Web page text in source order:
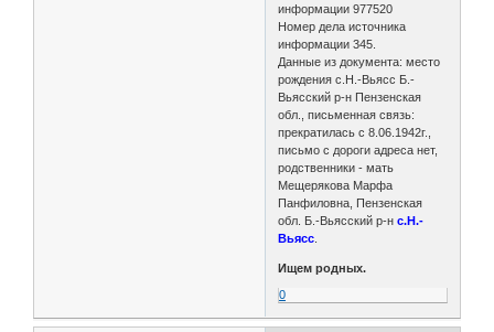
информации 977520
Номер дела источника
информации 345.
Данные из документа: место
рождения с.Н.-Вьясс Б.-
Вьясский р-н Пензенская
обл., письменная связь:
прекратилась с 8.06.1942г.,
письмо с дороги адреса нет,
родственники - мать
Мещерякова Марфа
Панфиловна, Пензенская
обл. Б.-Вьясский р-нс.Н.-
Вьясс
Ищем родных.
0